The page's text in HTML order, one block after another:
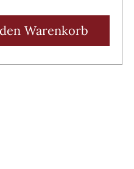
Warenkorb